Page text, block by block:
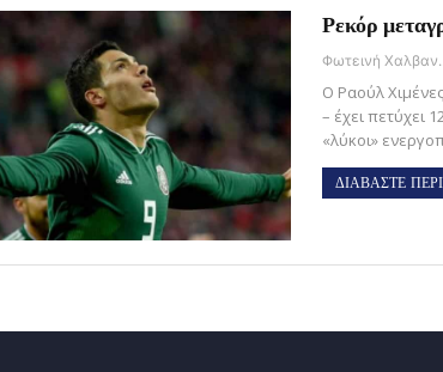
Ρεκόρ
Ο Ραούλ
– έχει πετύχει
«λύκοι»
ΔΙΑΒΑΣΤΕ